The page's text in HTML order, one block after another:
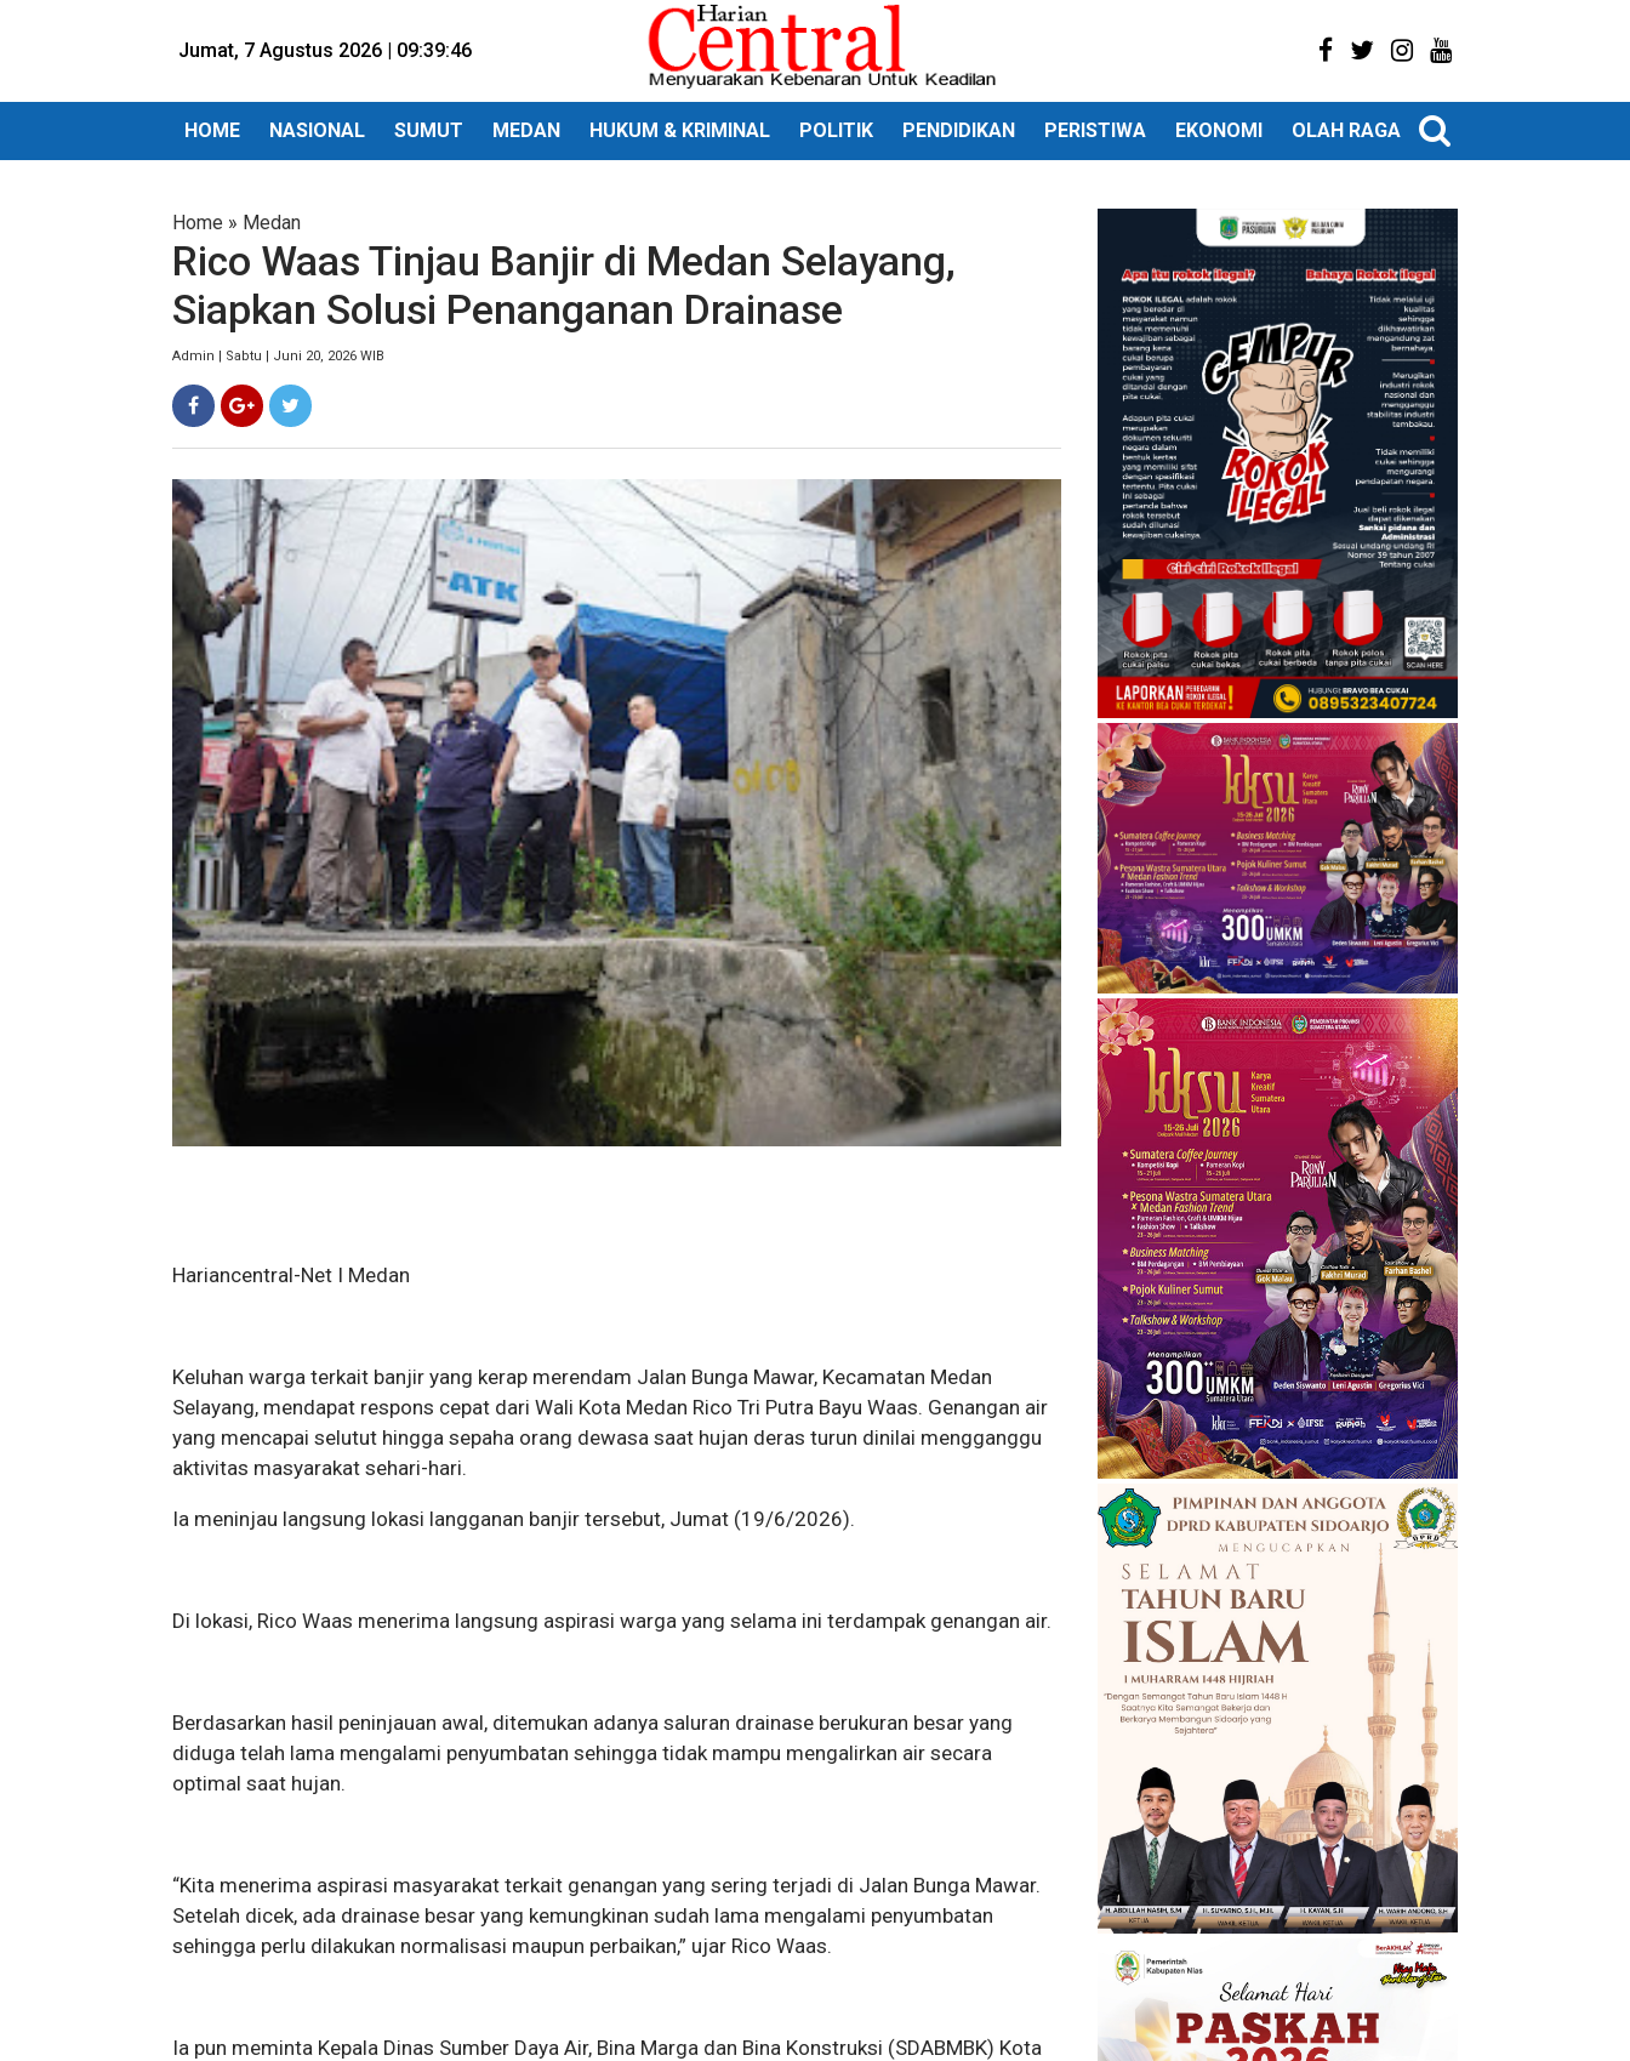
Jumat, 7 Agustus 2026 | 09:39:48
HOME NASIONAL SUMUT MEDAN HUKUM & KRIMINAL POLITIK PENDIDIKAN PERISTIWA EKONOMI OLAH RAGA
Home » Medan
Rico Waas Tinjau Banjir di Medan Selayang,
Siapkan Solusi Penanganan Drainase
Admin | Sabtu | Juni 20, 2026 WIB
Hariancentral-Net I Medan
Keluhan warga terkait banjir yang kerap merendam Jalan Bunga Mawar, Kecamatan Medan
Selayang, mendapat respons cepat dari Wali Kota Medan Rico Tri Putra Bayu Waas. Genangan air
yang mencapai selutut hingga sepaha orang dewasa saat hujan deras turun dinilai mengganggu
aktivitas masyarakat sehari-hari.
Ia meninjau langsung lokasi langganan banjir tersebut, Jumat (19/6/2026).
Di lokasi, Rico Waas menerima langsung aspirasi warga yang selama ini terdampak genangan air.
Berdasarkan hasil peninjauan awal, ditemukan adanya saluran drainase berukuran besar yang
diduga telah lama mengalami penyumbatan sehingga tidak mampu mengalirkan air secara
optimal saat hujan.
“Kita menerima aspirasi masyarakat terkait genangan yang sering terjadi di Jalan Bunga Mawar.
Setelah dicek, ada drainase besar yang kemungkinan sudah lama mengalami penyumbatan
sehingga perlu dilakukan normalisasi maupun perbaikan,” ujar Rico Waas.
Ia pun meminta Kepala Dinas Sumber Daya Air, Bina Marga dan Bina Konstruksi (SDABMBK) Kota